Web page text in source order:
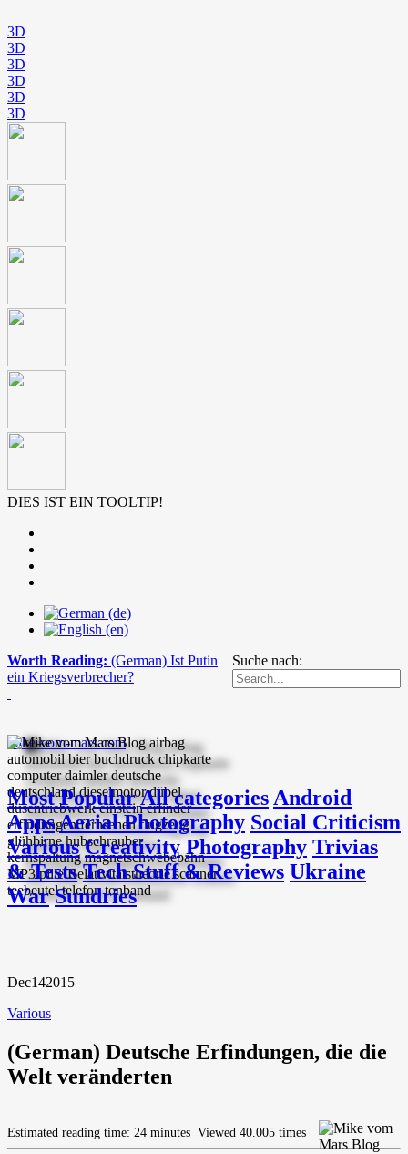
3D
3D
3D
3D
3D
3D
DIES IST EIN TOOLTIP!
Suche nach:
Worth Reading: (German) Ist Putin
ein Kriegsverbrecher?
mike-vom-mars.com
Most PopularAll categories Android
AppsAerial Photography Social Criticism
Various Creativity Photography Trivias
& Tests Tech Stuff & Reviews Ukraine
War Sundries
Dec142015
Various
(German) Deutsche Erfindungen, die die
Welt veränderten
Estimated reading time: 24 minutes Viewed 40.005 times